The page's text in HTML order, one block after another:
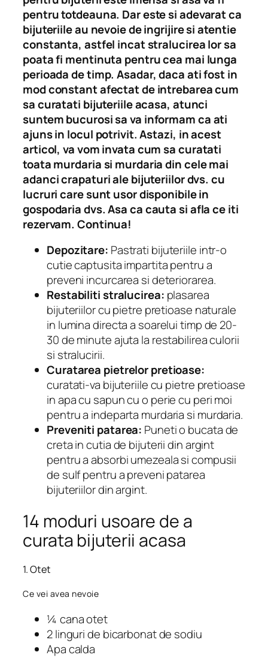
pentru totdeauna. Dar este si adevarat ca
bijuteriile au nevoie de ingrijire si atentie
constanta, astfel incat stralucirea lor sa
poata fi mentinuta pentru cea mai lunga
perioada de timp. Asadar, daca ati fost in
mod constant afectat de intrebarea cum
sa curatati bijuteriile acasa, atunci
suntem bucurosi sa va informam ca ati
ajuns in locul potrivit. Astazi, in acest
articol, va vom invata cum sa curatati
toata murdaria si murdaria din cele mai
adanci crapaturi ale bijuteriilor dvs. cu
lucruri care sunt usor disponibile in
gospodaria dvs. Asa ca cauta si afla ce iti
rezervam. Continua!
Depozitare: Pastrati bijuteriile intr-o
cutie captusita impartita pentru a
preveni incurcarea si deteriorarea.
Restabiliti stralucirea: plasarea
bijuteriilor cu pietre pretioase naturale
in lumina directa a soarelui timp de 20-
30 de minute ajuta la restabilirea culorii
si stralucirii.
Curatarea pietrelor pretioase:
curatati-va bijuteriile cu pietre pretioase
in apa cu sapun cu o perie cu peri moi
pentru a indeparta murdaria si murdaria.
Preveniti patarea: Puneti o bucata de
creta in cutia de bijuterii din argint
pentru a absorbi umezeala si compusii
de sulf pentru a preveni patarea
bijuteriilor din argint.
14 moduri usoare de a
curata bijuterii acasa
1. Otet
Ce vei avea nevoie
¼ cana otet
2 linguri de bicarbonat de sodiu
Apa calda